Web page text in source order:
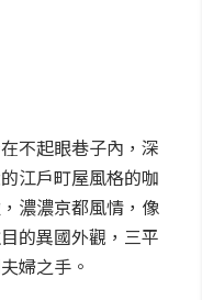
不起眼巷子內，深
江戶町屋風格的咖
濃濃京都風情，像
的異國外觀，三平
婦之手。